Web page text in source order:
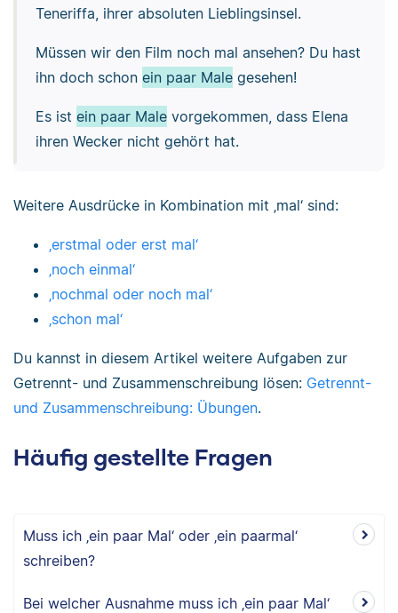
Teneriffa, ihrer absoluten Lieblingsinsel.
Müssen wir den Film noch mal ansehen? Du hast
ihn doch schon ein paar Malegesehen!
Es ist ein paar Malevorgekommen, dass Elena
ihren Wecker nicht gehört hat.
Weitere Ausdrücke in Kombination mit ‚mal‘ sind:
‚erstmal oder erst mal‘
‚noch einmal‘
‚nochmal oder noch mal‘
‚schon mal‘
Du kannst in diesem Artikel weitere Aufgaben zur
Getrennt- und Zusammenschreibung lösen: Getrennt-
und Zusammenschreibung: Übungen.
Häufig gestellte Fragen
Muss ich ‚ein paar Mal‘ oder ‚ein paarmal‘
schreiben?
Bei welcher Ausnahme muss ich ‚ein paar Mal‘